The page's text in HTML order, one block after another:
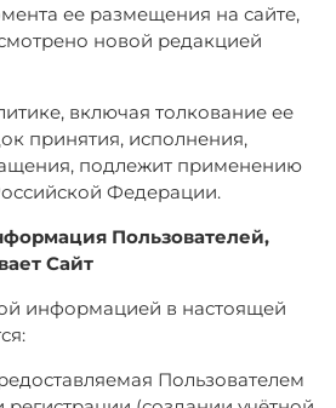
ее размещения на сайте,
новой редакцией
включая толкование ее
принятия, исполнения,
подлежит применению
Федерации.
Пользователей,
Сайт
информацией в настоящей
Пользователем